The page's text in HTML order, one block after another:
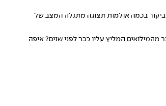
בכמה אולמות תצוגה מתגלה המצב של
המליץ עליו כבר לפני שנים? איפה